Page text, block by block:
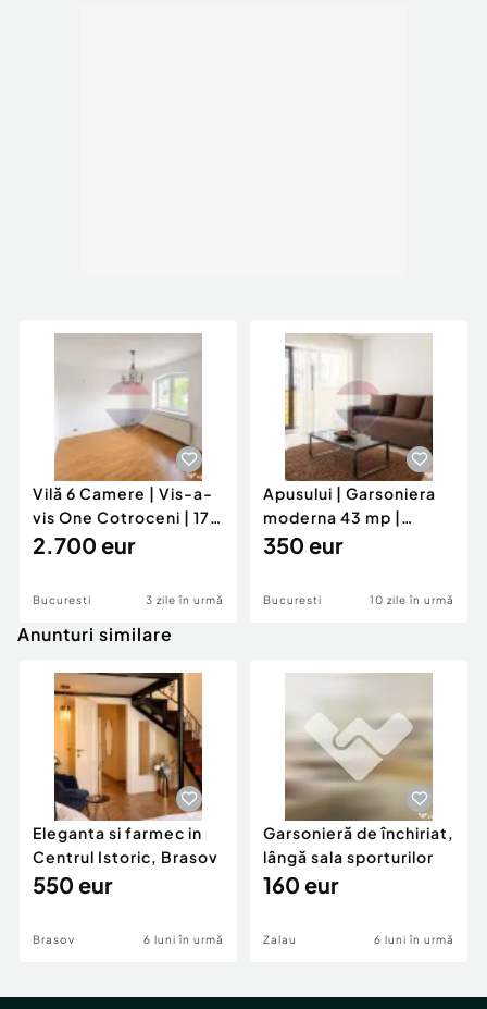
Vilă 6 Camere | Vis-a-
vis One Cotroceni | 170
mp | 2 Loc...
2.700 eur
Bucuresti 3 zile în urmă
Apusului | Garsoniera
moderna 43 mp |
Parter | Loc parcar...
350 eur
Bucuresti 10 zile în urmă
Anunturi similare
Eleganta si farmec in
Centrul Istoric, Brasov
550 eur
Brasov 6 luni în urmă
Garsonieră de închiriat,
lângă sala sporturilor
160 eur
Zalau 6 luni în urmă